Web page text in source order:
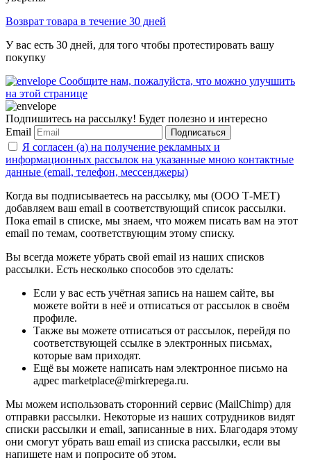
Возврат товара в течение 30 дней
У вас есть 30 дней, для того чтобы протестировать вашу
покупку
Сообщите нам, пожалуйста, что можно улучшить
на этой странице
Подпишитесь на рассылку! Будет полезно и интересно
Email
Подписаться
Я согласен (а) на получение рекламных и
информационных рассылок на указанные мною контактные
данные (email, телефон, мессенджеры)
Когда вы подписываетесь на рассылку, мы (ООО Т-МЕТ)
добавляем ваш email в соответствующий список рассылки.
Пока email в списке, мы знаем, что можем писать вам на этот
email по темам, соответствующим этому списку.
Вы всегда можете убрать свой email из наших списков
рассылки. Есть несколько способов это сделать:
Если у вас есть учётная запись на нашем сайте, вы
можете войти в неё и отписаться от рассылок в своём
профиле.
Также вы можете отписаться от рассылок, перейдя по
соответствующей ссылке в электронных письмах,
которые вам приходят.
Ещё вы можете написать нам электронное письмо на
адрес marketplace@mirkrepega.ru.
Мы можем использовать сторонний сервис (MailChimp) для
отправки рассылки. Некоторые из наших сотрудников видят
списки рассылки и email, записанные в них. Благодаря этому
они смогут убрать ваш email из списка рассылки, если вы
напишете нам и попросите об этом.